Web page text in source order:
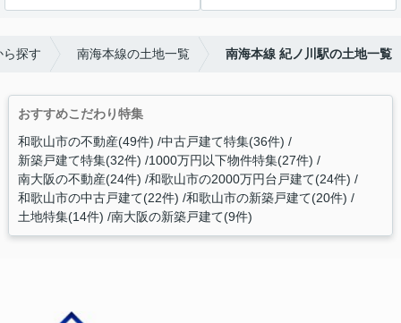
ら探す 南海本線の土地一覧 南海本線 紀ノ川駅の土地一覧
おすすめこだわり特集
和歌山市の不動産(49件) 中古戸建て特集(36件)
新築戸建て特集(32件) 1000万円以下物件特集(27件)
南大阪の不動産(24件) 和歌山市の2000万円台戸建て(24件)
和歌山市の中古戸建て(22件) 和歌山市の新築戸建て(20件)
土地特集(14件) 南大阪の新築戸建て(9件)